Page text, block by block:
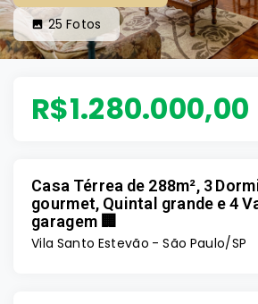
25 Fotos
R$1.280.000,00
Casa Térrea de 288m², 3
gourmet, Quintal grande e 4
garagem 🏢
Vila Santo Estevão - São Paulo/SP